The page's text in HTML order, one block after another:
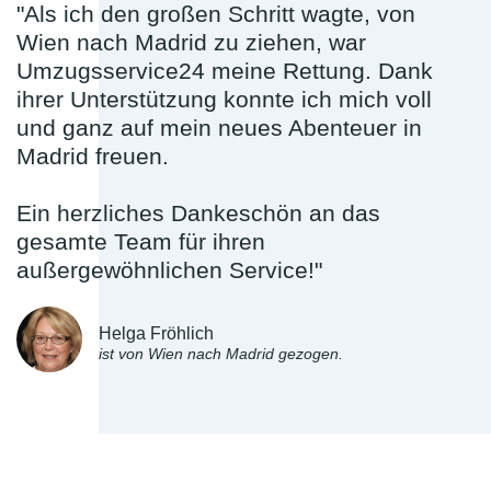
"Als ich den großen Schritt wagte, von
Wien nach Madrid zu ziehen, war
Umzugsservice24 meine Rettung. Dank
ihrer Unterstützung konnte ich mich voll
und ganz auf mein neues Abenteuer in
Madrid freuen.
Ein herzliches Dankeschön an das
gesamte Team für ihren
außergewöhnlichen Service!"
Helga Fröhlich
ist von Wien nach Madrid gezogen.